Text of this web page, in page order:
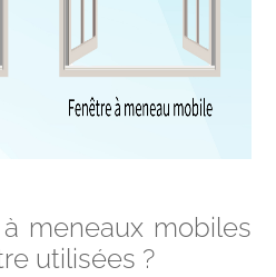
meneaux mobiles
utilisées ?